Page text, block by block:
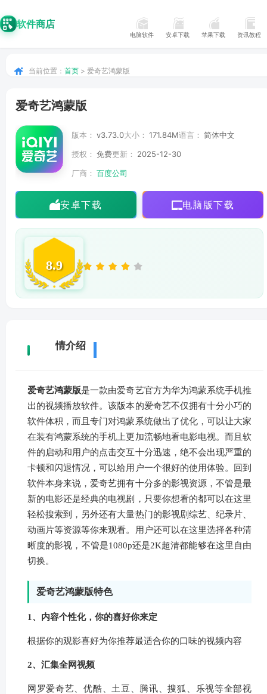
软件商店
电脑软件 安卓下载 苹果下载 资讯教程
当前位置： 首页 > 爱奇艺鸿蒙版
爱奇艺鸿蒙版
版本： v3.73.0大小： 171.84M语言： 简体中文
授权： 免费更新：
2025-12-30
厂商： 百度公司
安卓下载 电脑版下载
8.9
详情介绍
爱奇艺鸿蒙版是一款由爱奇艺官方为华为鸿蒙系统手机推
出的视频播放软件。该版本的爱奇艺不仅拥有十分小巧的
软件体积，而且专门对鸿蒙系统做出了优化，可以让大家
在装有鸿蒙系统的手机上更加流畅地看电影电视。而且软
件的启动和用户的点击交互十分迅速，绝不会出现严重的
卡顿和闪退情况，可以给用户一个很好的使用体验。回到
软件本身来说，爱奇艺拥有十分多的影视资源，不管是最
新的电影还是经典的电视剧，只要你想看的都可以在这里
轻松搜索到，另外还有大量热门的影视剧综艺、纪录片、
动画片等资源等你来观看。用户还可以在这里选择各种清
晰度的影视，不管是1080p还是2K超清都能够在这里自由
切换。
爱奇艺鸿蒙版特色
1、内容个性化，你的喜好你来定
根据你的观影喜好为你推荐最适合你的口味的视频内容
2、汇集全网视频
网罗爱奇艺、优酷、土豆、腾讯、搜狐、乐视等全部视